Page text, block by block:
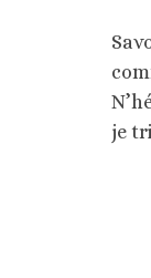
je